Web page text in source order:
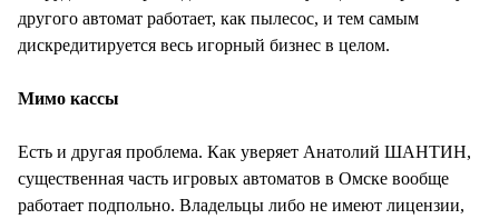
другого автомат работает, как пылесос, и тем самым
дискредитируется весь игорный бизнес в целом.
Мимо кассы
Есть и другая проблема. Как уверяет Анатолий ШАНТИН,
существенная часть игровых автоматов в Омске вообще
работает подпольно. Владельцы либо не имеют лицензии,